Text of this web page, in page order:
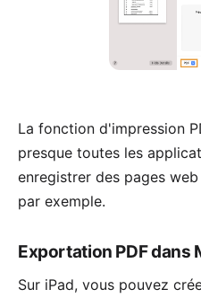
La fonction d'impression
presque toutes les
enregistrer des pages
par exemple.
Exportation PDF dans
Sur iPad, vous pouvez